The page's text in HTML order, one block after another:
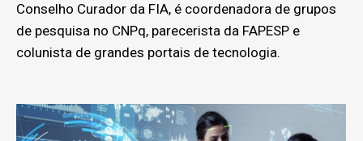
Conselho Curador da FIA, é coordenadora de grupos
de pesquisa no CNPq, parecerista da FAPESP e
colunista de grandes portais de tecnologia.